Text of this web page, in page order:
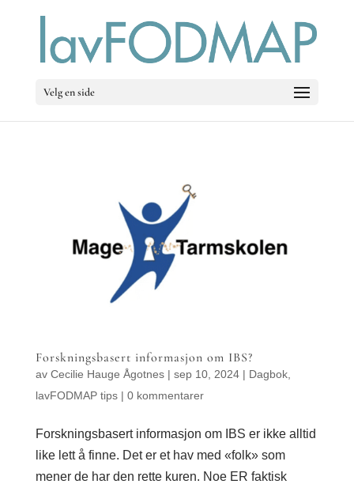
Velg en side
Forskningsbasert informasjon om IBS?
av Cecilie Hauge Ågotnes| sep 10, 2024| Dagbok,
lavFODMAP tips| 0 kommentarer
Forskningsbasert informasjon om IBS er ikke alltid
like lett å finne. Det er et hav med «folk» som
mener de har den rette kuren. Noe ER faktisk